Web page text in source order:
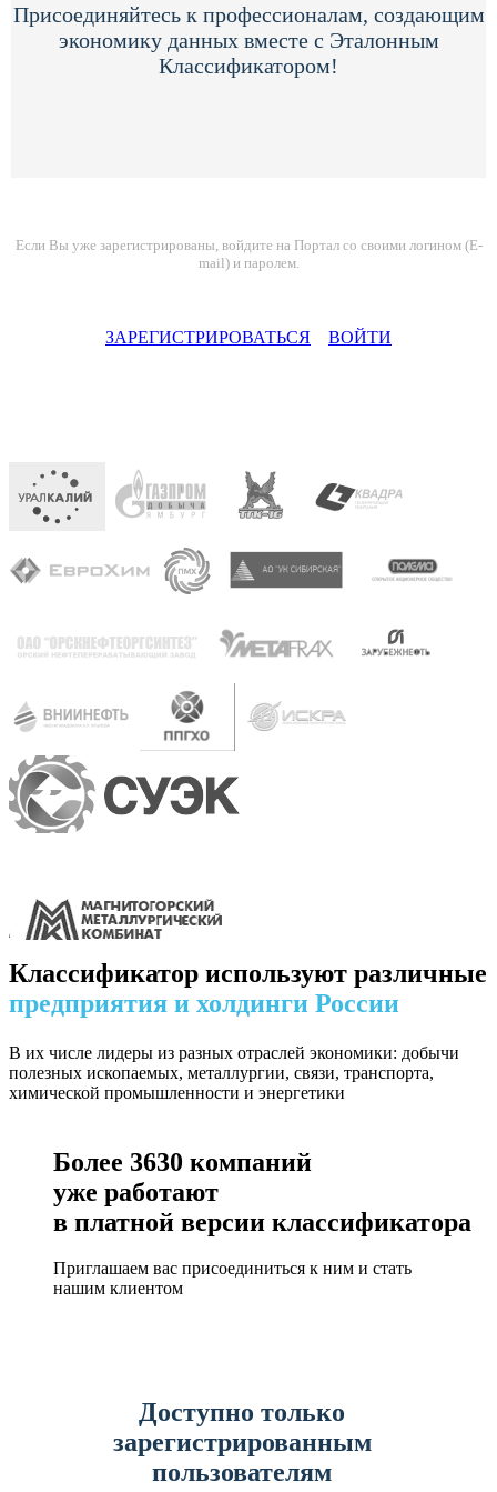
Присоединяйтесь к профессионалам, создающим
экономику данных вместе с Эталонным
Классификатором!
Если Вы уже зарегистрированы, войдите на Портал со своими логином (E-
mail) и паролем.
ЗАРЕГИСТРИРОВАТЬСЯ ВОЙТИ
Классификатор используют различные
предприятия и холдинги России
В их числе лидеры из разных отраслей экономики: добычи
полезных ископаемых, металлургии, связи, транспорта,
химической промышленности и энергетики
Более 3630 компаний
уже работают
в платной версии классификатора
Приглашаем вас присоединиться к ним и стать
нашим клиентом
Доступно только
зарегистрированным
пользователям